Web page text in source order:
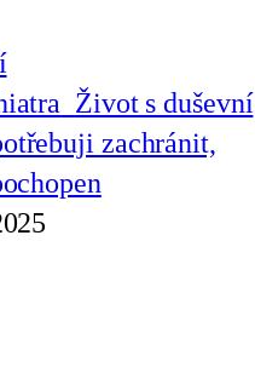
Život s duševní
zachránit,